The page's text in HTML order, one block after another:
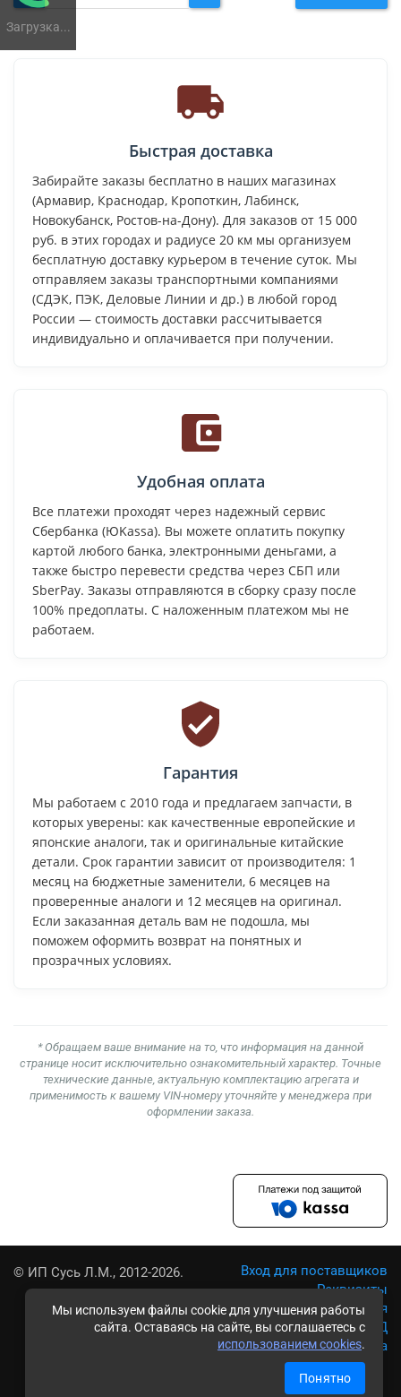
Мы используем файлы cookie для улучшения работы
сайта. Оставаясь на сайте, вы соглашаетесь с
использованием cookies.
Понятно
Загрузка...
Быстрая доставка
Забирайте заказы бесплатно в наших магазинах
(Армавир, Краснодар, Кропоткин, Лабинск,
Новокубанск, Ростов-на-Дону). Для заказов от 15 000
руб. в этих городах и радиусе 20 км мы организуем
бесплатную доставку курьером в течение суток. Мы
отправляем заказы транспортными компаниями
(СДЭК, ПЭК, Деловые Линии и др.) в любой город
России — стоимость доставки рассчитывается
индивидуально и оплачивается при получении.
Удобная оплата
Все платежи проходят через надежный сервис
Сбербанка (ЮKassa). Вы можете оплатить покупку
картой любого банка, электронными деньгами, а
также быстро перевести средства через СБП или
SberPay. Заказы отправляются в сборку сразу после
100% предоплаты. С наложенным платежом мы не
работаем.
Гарантия
Мы работаем с 2010 года и предлагаем запчасти, в
которых уверены: как качественные европейские и
японские аналоги, так и оригинальные китайские
детали. Срок гарантии зависит от производителя: 1
месяц на бюджетные заменители, 6 месяцев на
проверенные аналоги и 12 месяцев на оригинал.
Если заказанная деталь вам не подошла, мы
поможем оформить возврат на понятных и
прозрачных условиях.
* Обращаем ваше внимание на то, что информация на данной
странице носит исключительно ознакомительный характер. Точные
технические данные, актуальную комплектацию агрегата и
применимость к вашему VIN-номеру уточняйте у менеджера при
оформлении заказа.
© ИП Сусь Л.М., 2012-2026.
Вход для поставщиков
Реквизиты
Условия использования
Политика обработки ПД
Карта сайта